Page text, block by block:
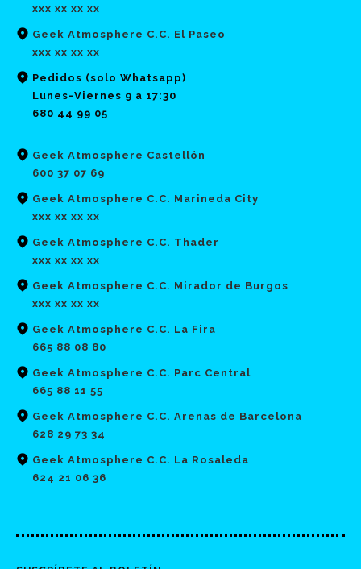
xxx xx xx xx
Geek Atmosphere C.C. El Paseo
xxx xx xx xx
Pedidos (solo Whatsapp)
Lunes-Viernes 9 a 17:30
680 44 99 05
Geek Atmosphere Castellón
600 37 07 69
Geek Atmosphere C.C. Marineda City
xxx xx xx xx
Geek Atmosphere C.C. Thader
xxx xx xx xx
Geek Atmosphere C.C. Mirador de Burgos
xxx xx xx xx
Geek Atmosphere C.C. La Fira
665 88 08 80
Geek Atmosphere C.C. Parc Central
665 88 11 55
Geek Atmosphere C.C. Arenas de Barcelona
628 29 73 34
Geek Atmosphere C.C. La Rosaleda
624 21 06 36